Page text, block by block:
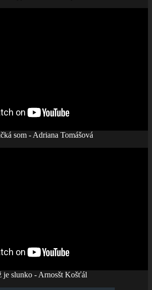
som - Adriana Tomášová
je slunko - Arnosšt Košťál